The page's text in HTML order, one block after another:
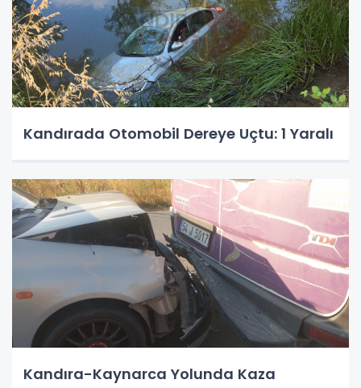
Kandırada Otomobil Dereye Uçtu: 1 Yaralı
Kandıra-Kaynarca Yolunda Kaza